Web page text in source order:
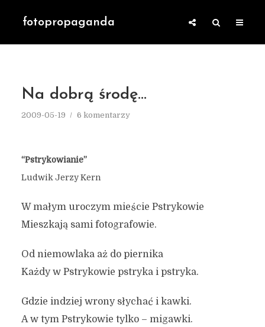
fotopropaganda
Na dobrą środę…
2009-05-19 6 komentarzy
“Pstrykowianie”
Ludwik Jerzy Kern
W małym uroczym mieście Pstrykowie
Mieszkają sami fotografowie.
Od niemowlaka aż do piernika
Każdy w Pstrykowie pstryka i pstryka.
Gdzie indziej wrony słychać i kawki.
A w tym Pstrykowie tylko – migawki.